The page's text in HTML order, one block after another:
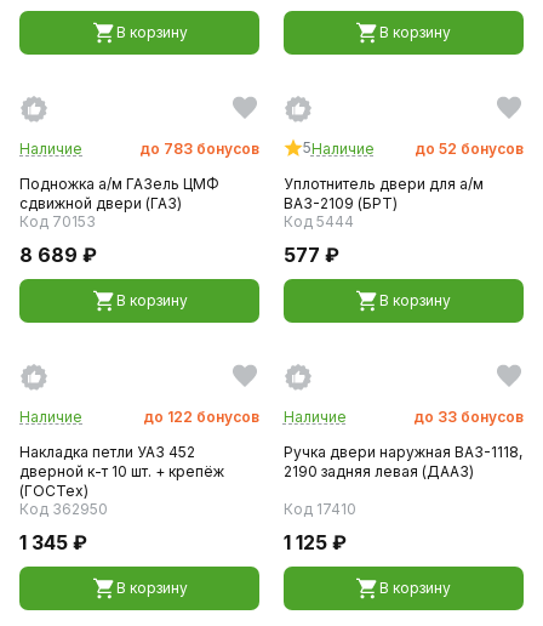
В корзину В корзину
Наличие до 783 бонусов
Подножка а/м ГАЗель ЦМФ
сдвижной двери (ГАЗ)
Код 70153
8 689 ₽
В корзину
5Наличие до 52 бонусов
Уплотнитель двери для а/м
ВАЗ-2109 (БРТ)
Код 5444
577 ₽
В корзину
Наличие до 122 бонусов
Накладка петли УАЗ 452
дверной к-т 10 шт. + крепёж
(ГОСТех)
Код 362950
1 345 ₽
В корзину
Наличие до 33 бонусов
Ручка двери наружная ВАЗ-1118,
2190 задняя левая (ДААЗ)
Код 17410
1 125 ₽
В корзину